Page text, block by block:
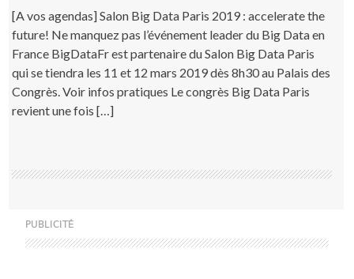
[A vos agendas] Salon Big Data Paris 2019 : accelerate the
future! Ne manquez pas l’événement leader du Big Data en
France BigDataFr est partenaire du Salon Big Data Paris
qui se tiendra les 11 et 12 mars 2019 dès 8h30 au Palais des
Congrès. Voir infos pratiques Le congrès Big Data Paris
revient une fois […]
PUBLICITÉ